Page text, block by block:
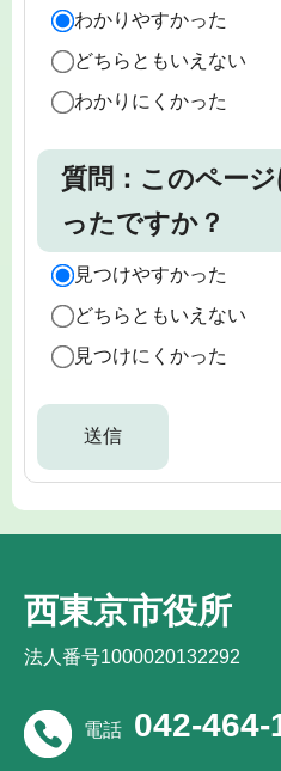
わかりやすかった
どちらともいえない
わかりにくかった
質問：このペー
ったですか？
見つけやすかった
どちらともいえない
見つけにくかった
西東京市役所
法人番号1000020132292
電話 042-464-